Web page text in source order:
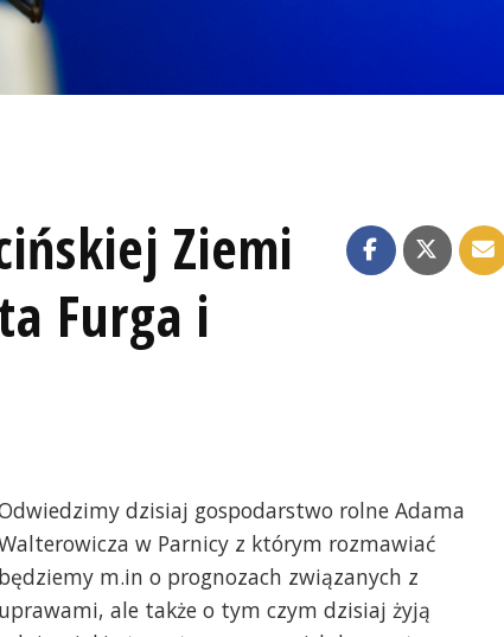
Ziemi
Furga i
dzisiaj gospodarstwo rolne Adama
w Parnicy z którym rozmawiać
będziemy m.in o prognozach związanych z
uprawami, ale także o tym czym dzisiaj żyją